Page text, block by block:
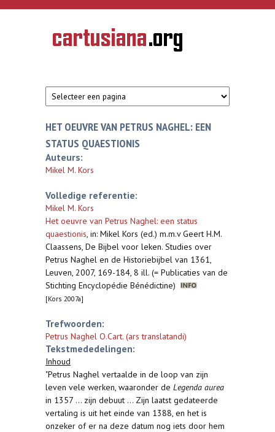
Overslaan en naar de inhoud gaan
CARTUSIANA
Geschiedenis
van de
HET OEUVRE VAN PETRUS NAGHEL: EEN
STATUS QUAESTIONIS
Auteurs:
Mikel M. Kors
Volledige referentie:
Mikel M. Kors
Het oeuvre van Petrus Naghel: een status
quaestionis, in: Mikel Kors (ed.) m.m.v Geert H.M.
Claassens, De Bijbel voor leken. Studies over
Petrus Naghel en de Historiebijbel van 1361,
Leuven, 2007, 169-184, 8 ill. (= Publicaties van de
Stichting Encyclopédie Bénédictine)
[Kors 2007a]
Trefwoorden:
Petrus Naghel O.Cart. (ars translatandi)
Tekstmededelingen:
Inhoud
"Petrus Naghel vertaalde in de loop van zijn
leven vele werken, waaronder de Legenda aurea
in 1357 ... zijn debuut ... Zijn laatst gedateerde
vertaling is uit het einde van 1388, en het is
onzeker of er na deze datum nog iets door hem